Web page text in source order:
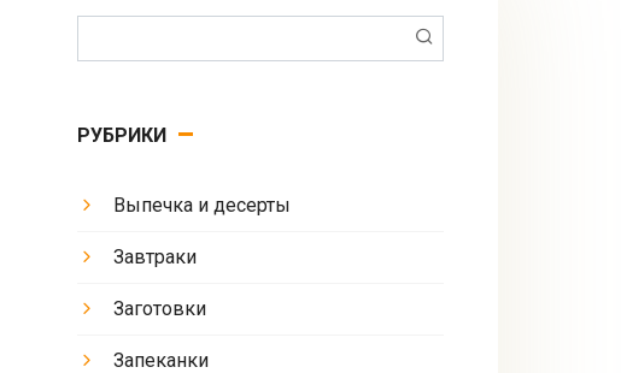
РУБРИКИ
Выпечка и десерты
Завтраки
Заготовки
Запеканки